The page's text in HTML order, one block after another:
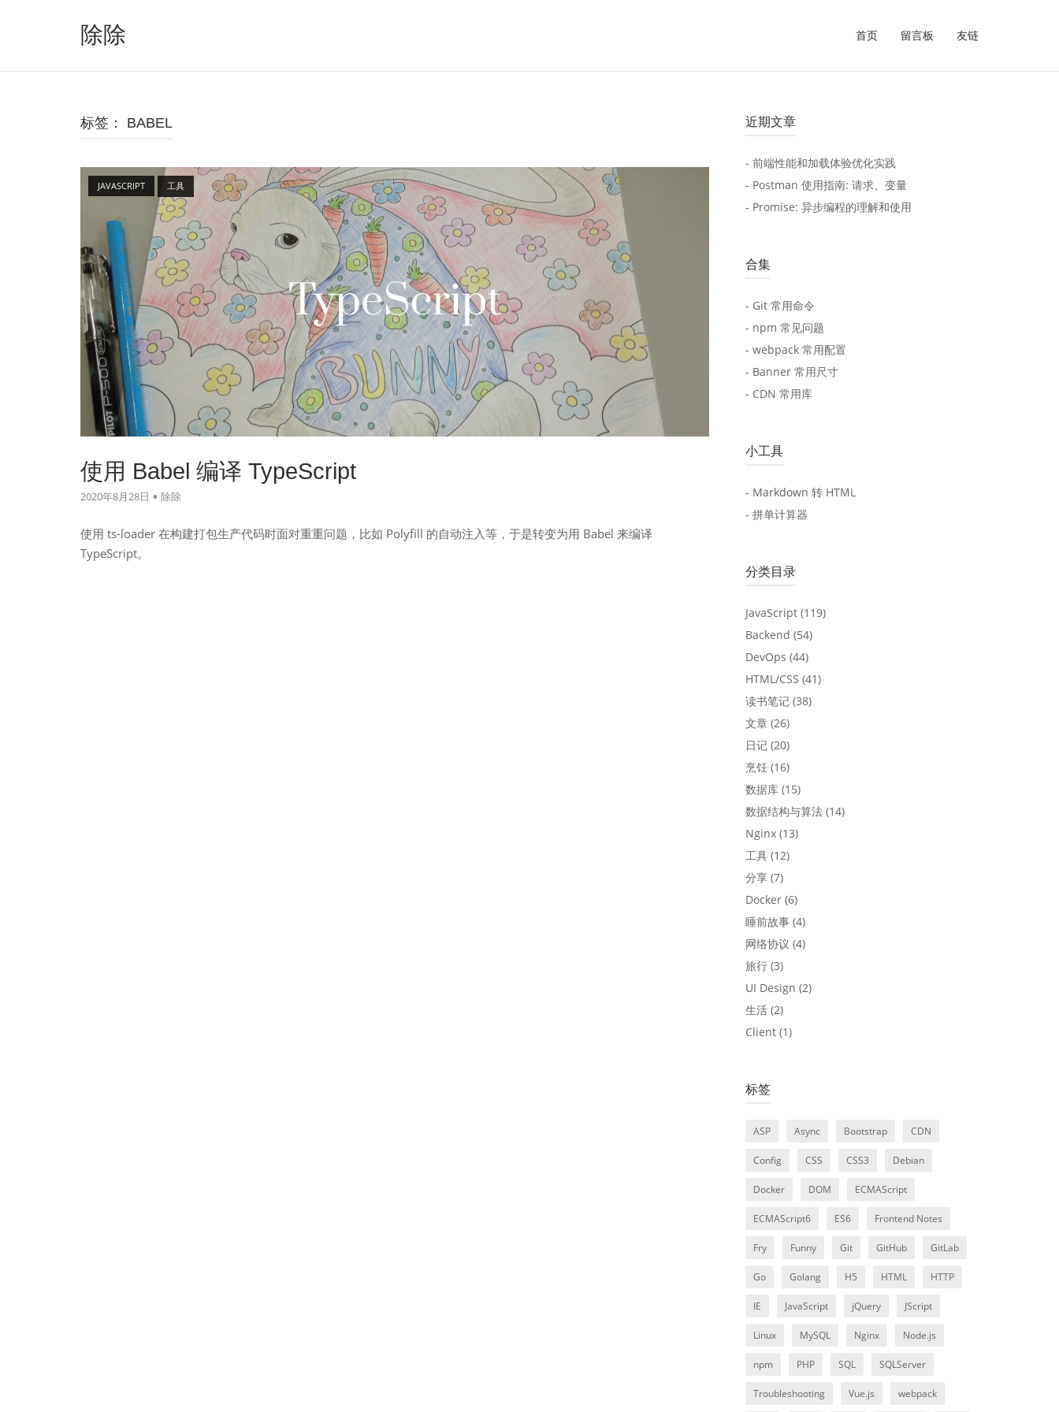
除除 首页 留言板 友链
标签： BABEL
JAVASCRIPT 工具
Open post
使用 Babel 编译 TypeScript
2020年8月28日 除除
使用 ts-loader 在构建打包生产代码时面对重重问题，比如 Polyfill 的自动注入等，于是转变为用 Babel 来编译
TypeScript。
近期文章
- 前端性能和加载体验优化实践
- Postman 使用指南: 请求、变量
- Promise: 异步编程的理解和使用
合集
- Git 常用命令
- npm 常见问题
- webpack 常用配置
- Banner 常用尺寸
- CDN 常用库
小工具
- Markdown 转 HTML
- 拼单计算器
分类目录
JavaScript(119)
Backend (54)
DevOps (44)
HTML/CSS (41)
读书笔记(38)
文章(26)
日记(20)
烹饪(16)
数据库(15)
数据结构与算法(14)
Nginx(13)
工具(12)
分享(7)
Docker(6)
睡前故事(4)
网络协议 (4)
旅行(3)
UI Design (2)
生活(2)
Client(1)
标签
ASP Async Bootstrap CDN
Config CSS CSS3 Debian
Docker DOM ECMAScript
ECMAScript6 ES6 Frontend Notes
Fry Funny Git GitHub GitLab
Go Golang H5 HTML HTTP
IE JavaScript jQuery JScript
Linux MySQL Nginx Node.js
npm PHP SQL SQLServer
Troubleshooting Vue.js webpack